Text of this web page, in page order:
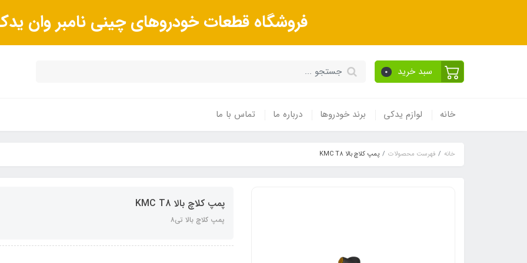
فروشگاه قطعات خودروهای چینی نامبر وان
سبد خرید 0
خانه لوازم یدکی برند خودروها درباره ما تماس با ما
خانه فهرست محصولات پمپ کلاچ بالا KMC T8
پمپ کلاچ بالا KMC T8
پمپ کلاچ بالا تی۸